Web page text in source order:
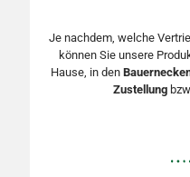
Je nachdem, welche
können Sie unsere
Hause, in den
Zustellung